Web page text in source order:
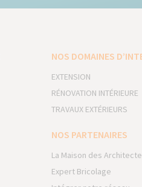
NOS DOMAINES
EXTENSION
RÉNOVATION INTÉRIEURE
TRAVAUX EXTÉRIEURS
NOS PARTENAIRES
La Maison des
Expert Bricolage